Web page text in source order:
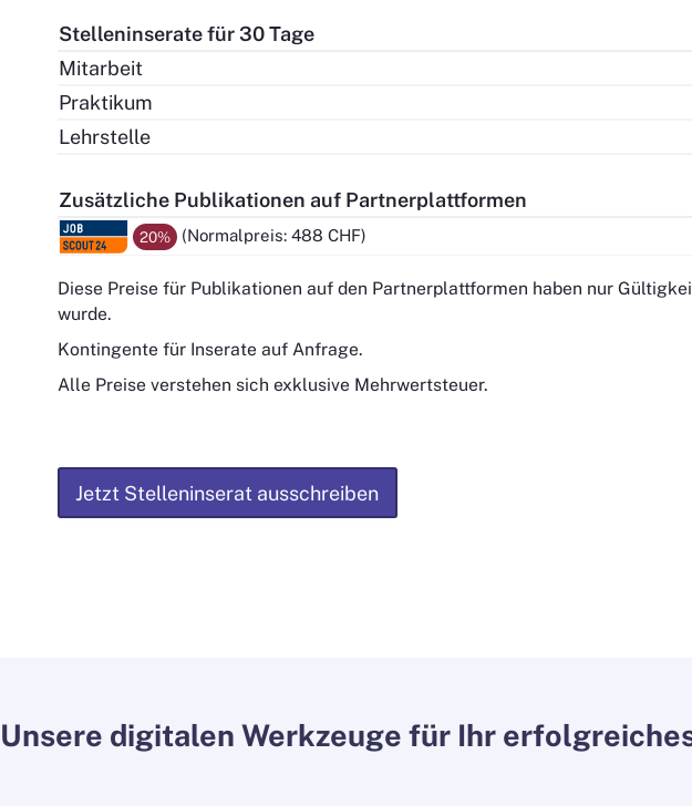
Stelleninserate für 30 Tage
Mitarbeit
Praktikum
Lehrstelle
Zusätzliche Publikationen auf Partnerplattformen
20% (Normalpreis: 488 CHF)
Diese Preise für Publikationen auf den Partnerplattformen haben nur
wurde.
Kontingente für Inserate auf Anfrage.
Alle Preise verstehen sich exklusive Mehrwertsteuer.
Jetzt Stelleninserat ausschreiben
Unsere digitalen Werkzeuge für Ihr